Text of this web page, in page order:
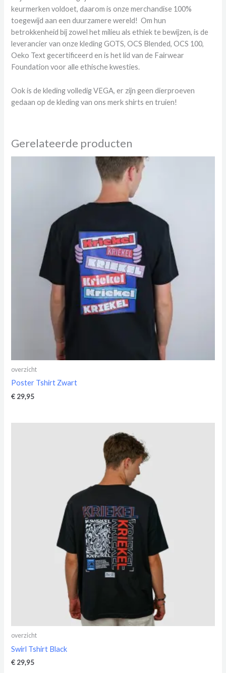
keurmerken voldoet, daarom is onze merchandise 100%
toegewijd aan een duurzamere wereld! Om hun
betrokkenheid bij zowel het milieu als ethiek te bewijzen, is de
leverancier van onze kleding GOTS, OCS Blended, OCS 100,
Oeko Text gecertificeerd en is het lid van de Fairwear
Foundation voor alle ethische kwesties.
Ook is de kleding volledig VEGA, er zijn geen dierproeven
gedaan op de kleding van ons merk shirts en truien!
Gerelateerde producten
overzicht
Poster Tshirt Zwart
€ 29,95
overzicht
Swirl Tshirt Black
€ 29,95